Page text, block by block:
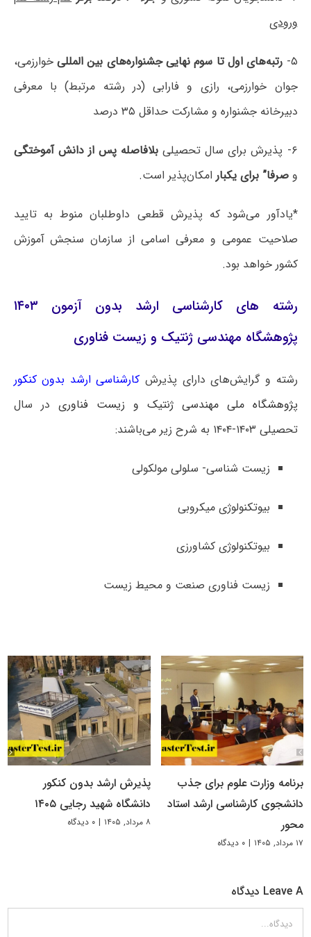
ورودی
۵- رتبه‌های اول تا سوم نهایی جشنواره‌های بین المللی خوارزمی،
جوان خوارزمی، رازی و فارابی (در رشته مرتبط) با معرفی
دبیرخانه جشنواره و مشارکت حداقل ۳۵ درصد
۶- پذیرش برای سال تحصیلی
بلافاصله پس از دانش آموختگی
وصرفا” برای یکبار امکان‌پذیر است.
*یادآور می‌شود که پذیرش قطعی داوطلبان منوط به تایید
صلاحیت عمومی و معرفی اسامی از سازمان سنجش آموزش
کشور خواهد بود.
رشته های کارشناسی ارشد بدون آزمون ۱۴۰۳
پژوهشگاه مهندسی ژنتیک و زیست فناوری
رشته و گرایش‌های دارای پذیرش کارشناسی ارشد بدون کنکور
پژوهشگاه ملی مهندسی ژنتیک و زیست فناوری در سال
تحصیلی ۱۴۰۳-۱۴۰۴ به شرح زیر می‌باشند:
زیست شناسی- سلولی مولکولی
بیوتکنولوژی میکروبی
بیوتکنولوژی کشاورزی
زیست فناوری صنعت و محیط زیست
برنامه وزارت علوم برای جذب
دانشجوی کارشناسی ارشد استاد
محور
۱۷ مرداد, ۱۴۰۵ | ۰ دیدگاه
پذیرش ارشد بدون کنکور
دانشگاه شهید رجایی ۱۴۰۵
۸ مرداد, ۱۴۰۵ | ۰ دیدگاه
Leave A دیدگاه
دیدگاه